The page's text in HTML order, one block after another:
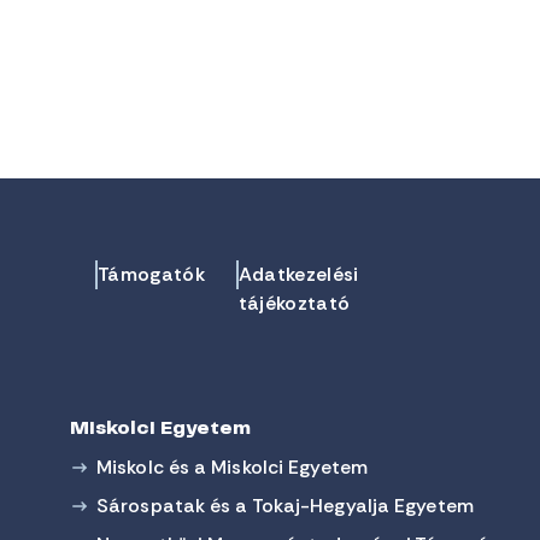
Támogatók
Adatkezelési
tájékoztató
Miskolci Egyetem
Miskolc és a Miskolci Egyetem
Sárospatak és a Tokaj-Hegyalja Egyetem